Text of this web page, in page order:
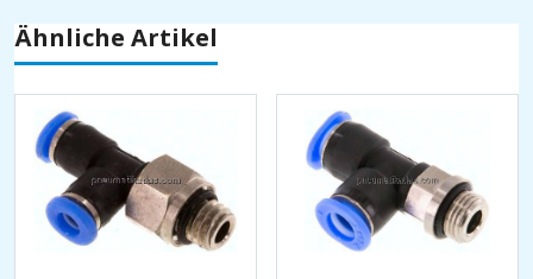
Ähnliche Artikel